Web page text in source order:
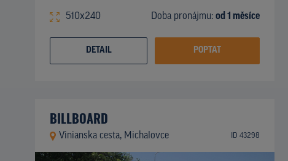
510x240 Doba pronájmu: od 1 měsíce
DETAIL POPTAT
BILLBOARD
Vinianska cesta, Michalovce ID 43298